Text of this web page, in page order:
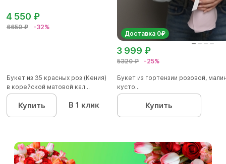
6650 ₽ -32%
4 550 ₽
Букет из 35 красных роз (Кения)
в корейской матовой кал...
Купить В 1 клик
Доставка 0₽
5320 ₽ -25%
3 999 ₽
Букет из гортензии розовой,
кусто...
Купить